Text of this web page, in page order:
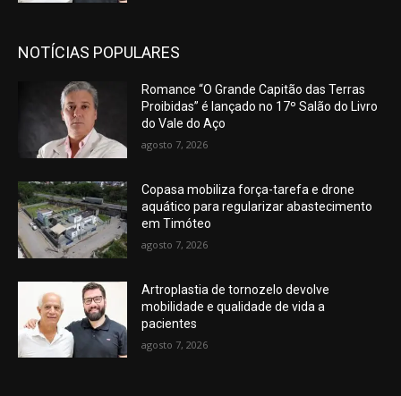
NOTÍCIAS POPULARES
Romance “O Grande Capitão das Terras
Proibidas” é lançado no 17º Salão do Livro
do Vale do Aço
agosto 7, 2026
Copasa mobiliza força-tarefa e drone
aquático para regularizar abastecimento
em Timóteo
agosto 7, 2026
Artroplastia de tornozelo devolve
mobilidade e qualidade de vida a
pacientes
agosto 7, 2026